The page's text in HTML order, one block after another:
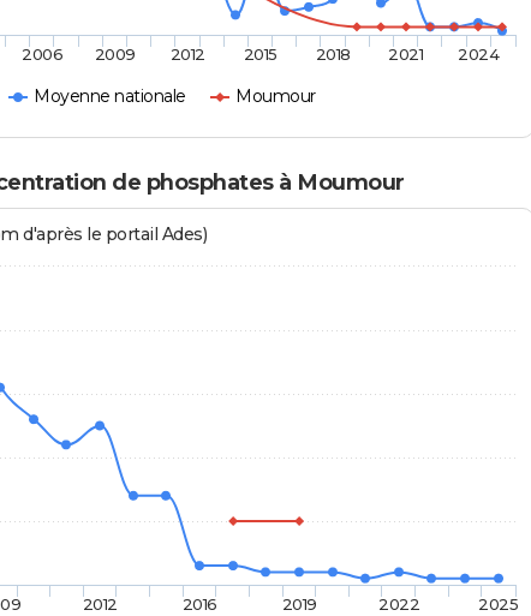
Moyenne nationale Moumour
2006 2009 2012 2015 2018 2021 2024
de phosphates à Moumour
d'après le portail Ades)
2012 2016 2019 2022 2025